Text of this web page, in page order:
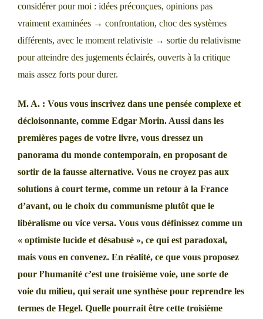
considérer pour moi : idées préconçues, opinions pas
vraiment examinées → confrontation, choc des systèmes
différents, avec le moment relativiste → sortie du relativisme
pour atteindre des jugements éclairés, ouverts à la critique
mais assez forts pour durer.
M. A. : Vous vous inscrivez dans une pensée complexe et
décloisonnante, comme Edgar Morin. Aussi dans les
premières pages de votre livre, vous dressez un
panorama du monde contemporain, en proposant de
sortir de la fausse alternative. Vous ne croyez pas aux
solutions à court terme, comme un retour à la France
d’avant, ou le choix du communisme plutôt que le
libéralisme ou vice versa. Vous vous définissez comme un
« optimiste lucide et désabusé », ce qui est paradoxal,
mais vous en convenez. En réalité, ce que vous proposez
pour l’humanité c’est une troisième voie, une sorte de
voie du milieu, qui serait une synthèse pour reprendre les
termes de Hegel. Quelle pourrait être cette troisième